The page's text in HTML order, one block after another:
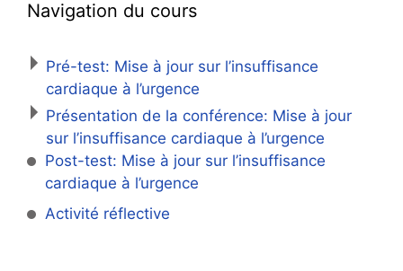
Navigation du cours
Pré-test: Mise à jour sur l’insuffisance
cardiaque à l’urgence
Présentation de la conférence: Mise à jour
sur l’insuffisance cardiaque à l’urgence
Post-test: Mise à jour sur l’insuffisance
cardiaque à l’urgence
Activité réflective